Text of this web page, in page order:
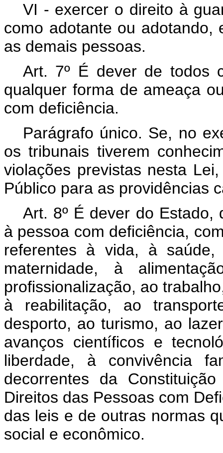
VI - exercer o direito à
como adotante ou adotando,
as demais pessoas.
Art. 7º É dever de todos
qualquer forma de ameaça
com deficiência.
Parágrafo único. Se, no
os tribunais tiverem
violações previstas nesta
Público para as providências
Art. 8º É dever do
à pessoa com deficiência,
referentes à vida, à
maternidade, à
profissionalização, ao
à reabilitação, ao
desporto, ao turismo, ao
avanços científicos e
liberdade, à convivência
decorrentes da
Direitos das Pessoas com
das leis e de outras normas
social e econômico.